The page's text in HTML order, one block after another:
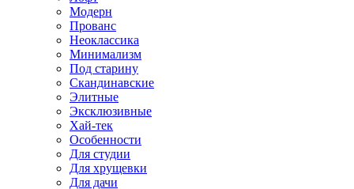
Модерн
Прованс
Неоклассика
Минимализм
Под старину
Скандинавские
Элитные
Эксклюзивные
Хай-тек
Особенности
Для студии
Для хрущевки
Для дачи